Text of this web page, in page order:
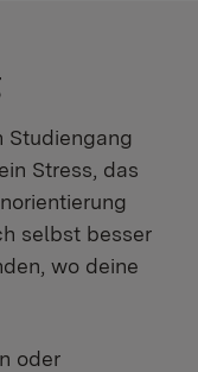
Studiengang
Stress, das
selbst besser
wo deine
oder